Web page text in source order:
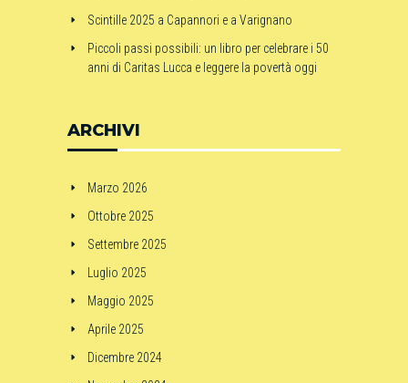
Scintille 2025 a Capannori e a Varignano
Piccoli passi possibili: un libro per celebrare i 50
anni di Caritas Lucca e leggere la povertà oggi
ARCHIVI
Marzo 2026
Ottobre 2025
Settembre 2025
Luglio 2025
Maggio 2025
Aprile 2025
Dicembre 2024